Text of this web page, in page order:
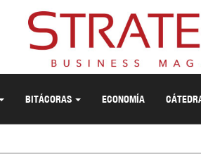
BITÁCORAS ECONOMÍA